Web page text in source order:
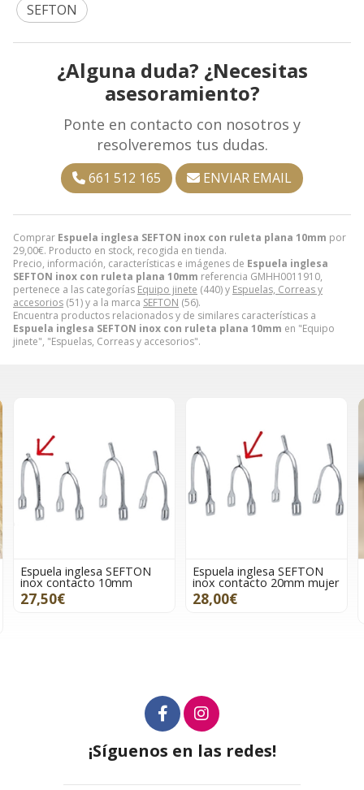
Comprar Espuela inglesa SEFTON inox con ruleta plana 10mm por
29,00€. Producto en stock, recogida en tienda.
Precio, información, características e imágenes de Espuela inglesa
SEFTON inox con ruleta plana 10mm referencia GMHH0011910,
pertenece a las categorías Equipo jinete (440) y Espuelas, Correas y
accesorios (51) y a la marca SEFTON (56).
Encuentra productos relacionados y de similares características a
Espuela inglesa SEFTON inox con ruleta plana 10mm en "Equipo
jinete", "Espuelas, Correas y accesorios".
SEFTON
¿Alguna duda? ¿Necesitas
asesoramiento?
Ponte en contacto con nosotros y
resolveremos tus dudas.
661 512 165 ENVIAR EMAIL
Espuela inglesa SEFTON
inox contacto 10mm
27,50€
Espuela inglesa SEFTON
inox contacto 20mm mujer
28,00€
¡Síguenos en las redes!